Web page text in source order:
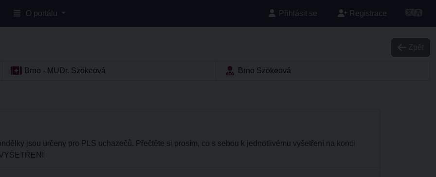
O portálu Přihlásit se Registrace
Brno - MUDr. Szökeová Brno Szökeová
jsou určeny pro PLS uchazečů. Přečtěte si prosím, co s sebou k jednotlivému vyšetření na konci